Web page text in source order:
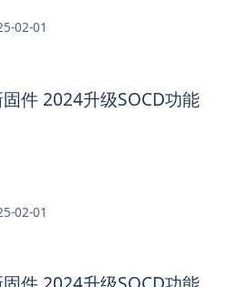
02-01
件 2024升级SOCD功能
02-01